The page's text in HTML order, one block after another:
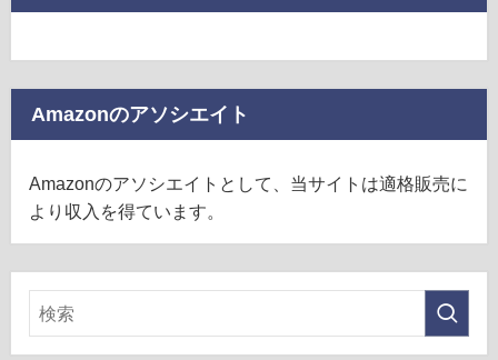
Amazonのアソシエイト
Amazonのアソシエイトとして、当サイトは適格販売に
より収入を得ています。